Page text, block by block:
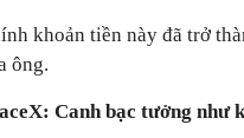
khoản tiền này đã trở
ông.
Canh bạc tưởng như